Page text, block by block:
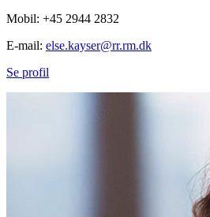
Mobil: +45 2944 2832
E-mail: else.kayser@rr.rm.dk
Se profil